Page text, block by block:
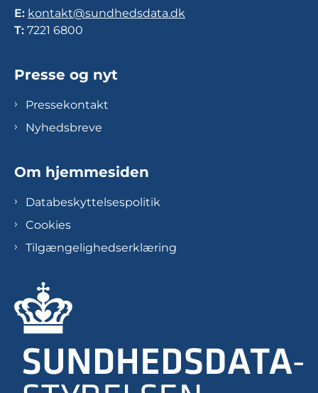
E: kontakt@sundhedsdata.dk
T: 7221 6800
Presse og nyt
Pressekontakt
Nyhedsbreve
Om hjemmesiden
Databeskyttelsespolitik
Cookies
Tilgængelighedserklæring